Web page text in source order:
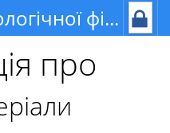
Фізіології, патологічної фізіології, медичної фізики та інформатики
про